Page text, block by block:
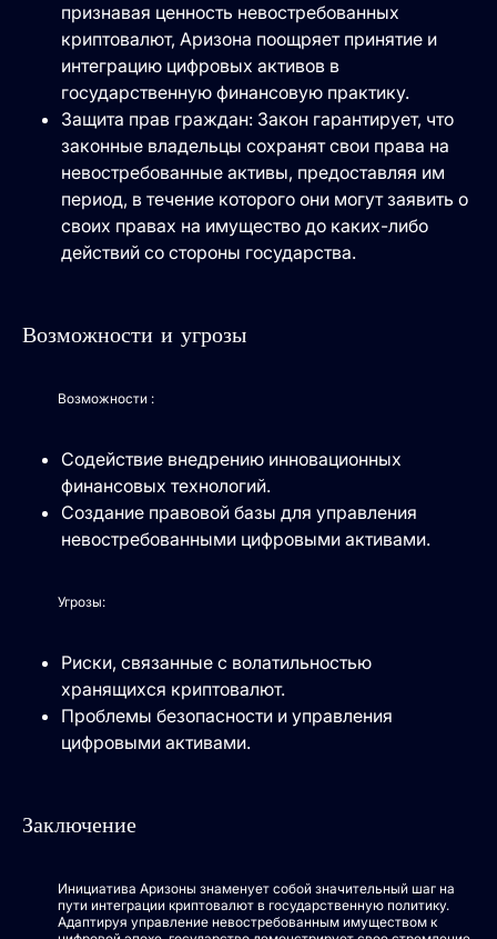
признавая ценность невостребованных
криптовалют, Аризона поощряет принятие и
интеграцию цифровых активов в
государственную финансовую практику.
Защита прав граждан: Закон гарантирует, что
законные владельцы сохранят свои права на
невостребованные активы, предоставляя им
период, в течение которого они могут заявить о
своих правах на имущество до каких-либо
действий со стороны государства.
Возможности и угрозы
Возможности :
Содействие внедрению инновационных
финансовых технологий.
Создание правовой базы для управления
невостребованными цифровыми активами.
Угрозы:
Риски, связанные с волатильностью
хранящихся криптовалют.
Проблемы безопасности и управления
цифровыми активами.
Заключение
Инициатива Аризоны знаменует собой значительный шаг на
пути интеграции криптовалют в государственную политику.
Адаптируя управление невостребованным имуществом к